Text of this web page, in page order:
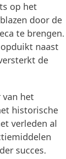
op het
door de
te brengen.
naast
de
van het
historische
verleden al
succes.